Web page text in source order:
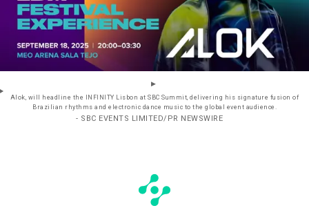
Alok, will headline the INFINITY Lisbon at SBC Summit, delivering his signature fusion of
Brazilian rhythms and electronic dance music to the global event audience.
- SBC EVENTS LIMITED/PR NEWSWIRE